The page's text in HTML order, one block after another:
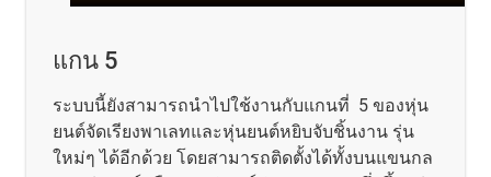
แกน 5
ระบบนี้ยังสามารถนำไปใช้งานกับแกนที่ 5 ของหุ่น
ยนต์จัดเรียงพาเลทและหุ่นยนต์หยิบจับชิ้นงาน รุ่น
ใหม่ๆ ได้อีกด้วย โดยสามารถติดตั้งได้ทั้งบนแขนกล